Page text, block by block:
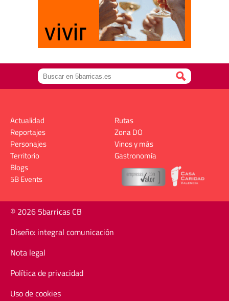
Actualidad
Reportajes
Personajes
Territorio
Rutas
Zona DO
Vinos y más
Gastronomía
Blogs
5B Events
© 2026 5barricas CB
Diseño: integral comunicación
Nota legal
Política de privacidad
Uso de cookies